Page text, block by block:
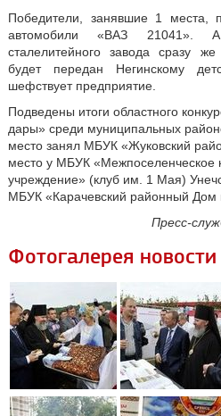
Победители, занявшие 1 места,
автомобили «ВАЗ 21041». А
сталелитейного завода сразу
будет передан Негинскому
шефствует предприятие.
Подведены итоги областного
дары» среди муниципальных
место занял МБУК «Жуковский
место у МБУК «Межпоселенческое
учреждение» (клуб им. 1 Мая)
МБУК «Карачевский районный Дом
Пресс-
Фотогалерея новости